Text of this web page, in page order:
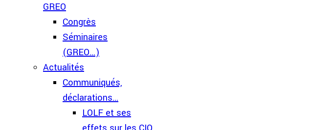
GREO
Congrès
Séminaires
(GREO...)
Actualités
Communiqués,
déclarations...
LOLF et ses